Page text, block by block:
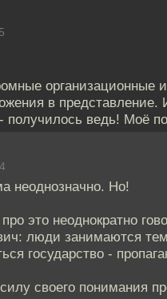
организационные и
в представление.
получилось ведь! Моё
неоднозначно. Но!
это неоднократно
люди занимаются
государство -
своего понимания